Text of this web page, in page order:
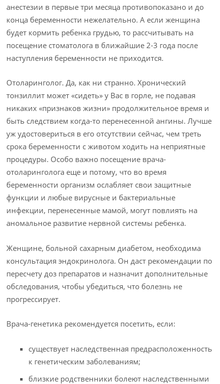
анестезии в первые три месяца противопоказано и до
конца беременности нежелательно. А если женщина
будет кормить ребенка грудью, то рассчитывать на
посещение стоматолога в ближайшие 2-3 года после
наступления беременности не приходится.
Отоларинголог. Да, как ни странно. Хронический
тонзиллит может «сидеть» у Вас в горле, не подавая
никаких «признаков жизни» продолжительное время и
быть следствием когда-то перенесенной ангины. Лучше
уж удостовериться в его отсутствии сейчас, чем треть
срока беременности с животом ходить на неприятные
процедуры. Особо важно посещение врача-
отоларинголога еще и потому, что во время
беременности организм ослабляет свои защитные
функции и любые вирусные и бактериальные
инфекции, перенесенные мамой, могут повлиять на
аномальное развитие нервной системы ребенка.
Женщине, больной сахарным диабетом, необходима
консультация эндокринолога. Он даст рекомендации по
пересчету доз препаратов и назначит дополнительные
обследования, чтобы убедиться, что болезнь не
прогрессирует.
Врача-генетика рекомендуется посетить, если:
существует наследственная предрасположенность
к генетическим заболеваниям;
близкие родственники болеют наследственными